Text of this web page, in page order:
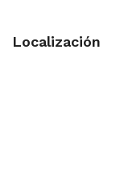
Localización